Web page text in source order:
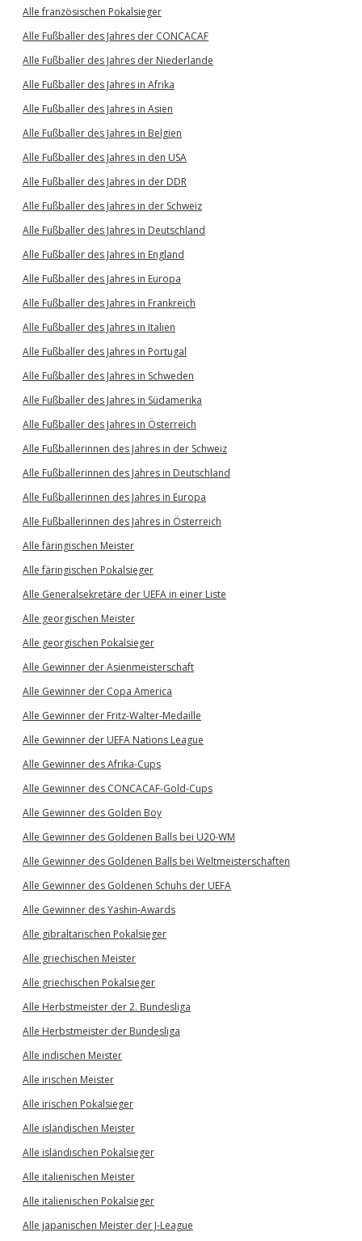
Alle französischen Pokalsieger
Alle Fußballer des Jahres der CONCACAF
Alle Fußballer des Jahres der Niederlande
Alle Fußballer des Jahres in Afrika
Alle Fußballer des Jahres in Asien
Alle Fußballer des Jahres in Belgien
Alle Fußballer des Jahres in den USA
Alle Fußballer des Jahres in der DDR
Alle Fußballer des Jahres in der Schweiz
Alle Fußballer des Jahres in Deutschland
Alle Fußballer des Jahres in England
Alle Fußballer des Jahres in Europa
Alle Fußballer des Jahres in Frankreich
Alle Fußballer des Jahres in Italien
Alle Fußballer des Jahres in Portugal
Alle Fußballer des Jahres in Schweden
Alle Fußballer des Jahres in Südamerika
Alle Fußballer des Jahres in Österreich
Alle Fußballerinnen des Jahres in der Schweiz
Alle Fußballerinnen des Jahres in Deutschland
Alle Fußballerinnen des Jahres in Europa
Alle Fußballerinnen des Jahres in Österreich
Alle färingischen Meister
Alle färingischen Pokalsieger
Alle Generalsekretäre der UEFA in einer Liste
Alle georgischen Meister
Alle georgischen Pokalsieger
Alle Gewinner der Asienmeisterschaft
Alle Gewinner der Copa America
Alle Gewinner der Fritz-Walter-Medaille
Alle Gewinner der UEFA Nations League
Alle Gewinner des Afrika-Cups
Alle Gewinner des CONCACAF-Gold-Cups
Alle Gewinner des Golden Boy
Alle Gewinner des Goldenen Balls bei U20-WM
Alle Gewinner des Goldenen Balls bei Weltmeisterschaften
Alle Gewinner des Goldenen Schuhs der UEFA
Alle Gewinner des Yashin-Awards
Alle gibraltarischen Pokalsieger
Alle griechischen Meister
Alle griechischen Pokalsieger
Alle Herbstmeister der 2. Bundesliga
Alle Herbstmeister der Bundesliga
Alle indischen Meister
Alle irischen Meister
Alle irischen Pokalsieger
Alle isländischen Meister
Alle isländischen Pokalsieger
Alle italienischen Meister
Alle italienischen Pokalsieger
Alle japanischen Meister der J-League